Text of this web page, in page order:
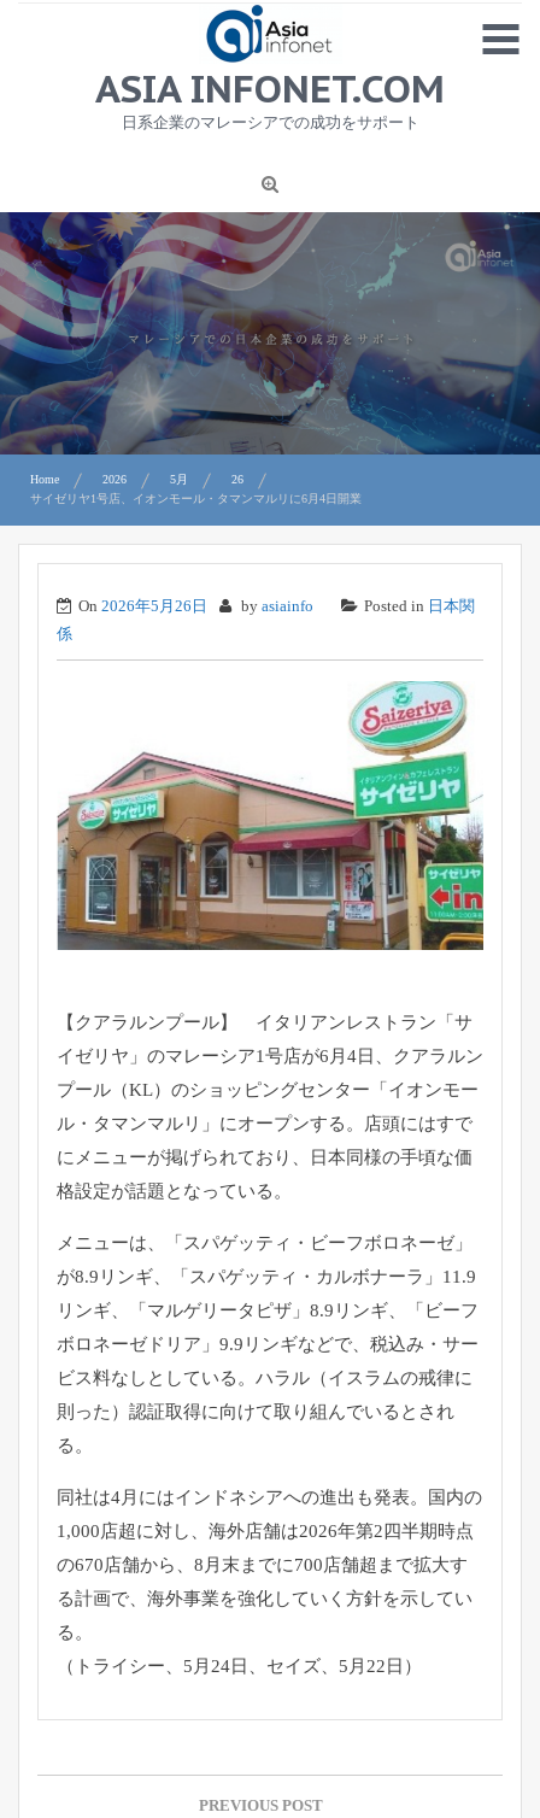
MENU
1
ニュース
労務サービス
プライバシーポリシー及び著作権について
お問合せ
ASIA INFONET.COM
日系企業のマレーシアでの成功をサポート
Home 2026 5月
26
サイゼリヤ1号店、イオンモール・タマンマルリに6月4日開業
On 2026年5月26日 by asiainfo Posted in 日本関
係
【クアラルンプール】 イタリアンレストラン「サ
イゼリヤ」 のマレーシア1号店が6月4日、クアラルン
プール（KL） のショッピングセンター「イオンモー
ル・タマンマルリ」 にオープンする。店頭にはすで
にメニューが掲げられており、
日本同様の手頃な価
格設定が話題となっている。
メニューは、「スパゲッティ・ビーフボロネーゼ」
が8.9リンギ、「スパゲッティ・カルボナーラ」11.9
リンギ、「 マルゲリータピザ」8.9リンギ、「ビーフ
ボロネーゼドリア」 9.9リンギなどで、税込み・サー
ビス料なしとしている。 ハラル（イスラムの戒律に
則った） 認証取得に向けて取り組んでいるとされ
る。
同社は4月にはインドネシアへの進出も発表。国内の
1,000店超に対し、 海外店舗は2026年第2四半期時点
の670店舗から、 8月末までに700店舗超まで拡大す
る計画で、 海外事業を強化していく方針を示してい
る。
（トライシー、5月24日、セイズ、5月22日）
投
PREVIOUS POST